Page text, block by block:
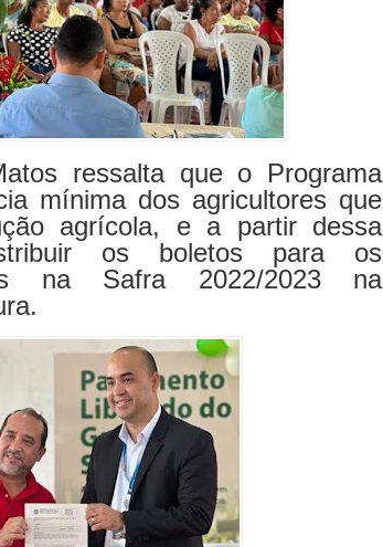
ressalta que o Programa
mínima dos agricultores que
agrícola, e a partir dessa
os boletos para os
na Safra 2022/2023 na